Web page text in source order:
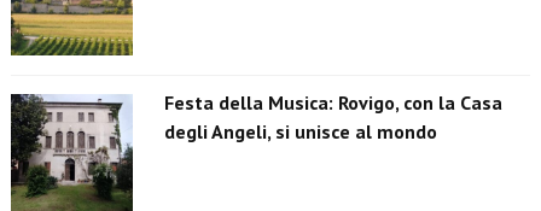
Festa della Musica: Rovigo, con la Casa
degli Angeli, si unisce al mondo